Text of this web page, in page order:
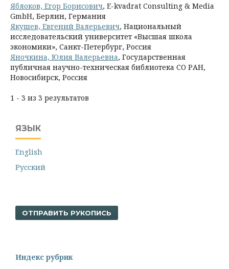
Яблоков, Егор Борисович, E-kvadrat Consulting & Media
GmbH, Берлин, Германия
Якушев, Евгений Валерьевич, Национальный
исследовательский университет «Высшая школа
экономики», Санкт-Петербург, Россия
Яночкина, Юлия Валерьевна, Государственная
публичная научно-техническая библиотека СО РАН,
Новосибирск, Россия
1 - 3 из 3 результатов
ЯЗЫК
English
Русский
ОТПРАВИТЬ РУКОПИСЬ
Индекс рубрик